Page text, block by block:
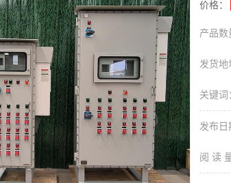
价格：
产品数
发货地
关键词
发布日
阅 读